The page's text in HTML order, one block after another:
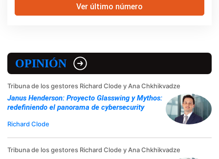
Ver último número
OPINIÓN
Tribuna de los gestores Richard Clode y Ana Chkhikvadze
Janus Henderson: Proyecto Glasswing y Mythos:
redefiniendo el panorama de cybersecurity
Richard Clode
Tribuna de los gestores Richard Clode y Ana Chkhikvadze